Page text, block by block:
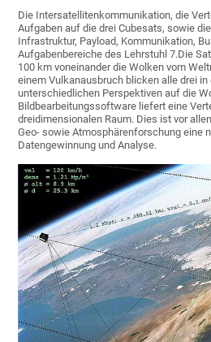
Die Intersatellitenkommunikation, die
Aufgaben auf die drei Cubesats, sowie
Infrastruktur, Payload, Kommunikation,
Aufgabenbereiche des Lehrstuhl 7.Die
100 km voneinander die Wolken vom
einem Vulkanausbruch blicken alle drei
unterschiedlichen Perspektiven auf die
Bildbearbeitungssoftware liefert eine
dreidimensionalen Raum. Dies ist vor
Geo- sowie Atmosphärenforschung eine
Datengewinnung und Analyse.